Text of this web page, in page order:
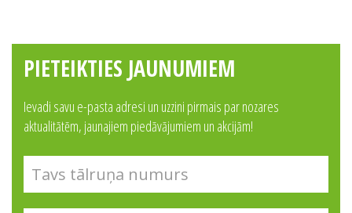
PIETEIKTIES JAUNUMIEM
Ievadi savu e-pasta adresi un uzzini pirmais par nozares
aktualitātēm, jaunajiem piedāvājumiem un akcijām!